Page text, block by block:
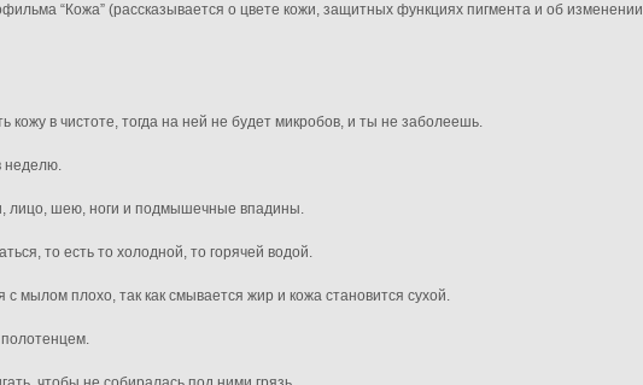
“Кожа” (рассказывается о цвете кожи, защитных функциях пигмента и об изменении
кожу в чистоте, тогда на ней не будет микробов, и ты не заболеешь.
неделю.
лицо, шею, ноги и подмышечные впадины.
то есть то холодной, то горячей водой.
мылом плохо, так как смывается жир и кожа становится сухой.